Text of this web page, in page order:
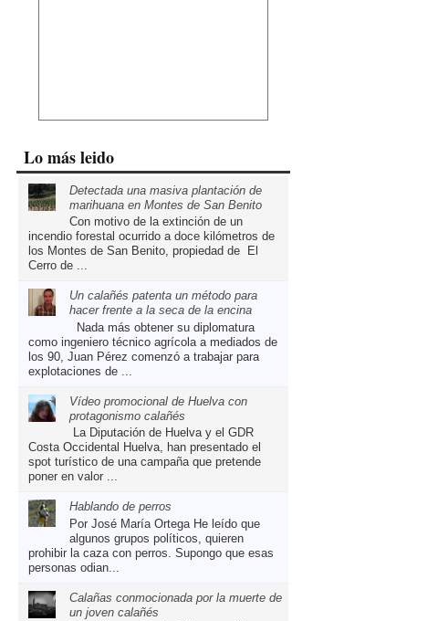
Lo más leido
Detectada una masiva plantación de
marihuana en Montes de San Benito
Con motivo de la extinción de un
incendio forestal ocurrido a doce kilómetros de
los Montes de San Benito, propiedad de El
Cerro de ...
Un calañés patenta un método para
hacer frente a la seca de la encina
Nada más obtener su diplomatura
como ingeniero técnico agrícola a mediados de
los 90, Juan Pérez comenzó a trabajar para
explotaciones de ...
Vídeo promocional de Huelva con
protagonismo calañés
La Diputación de Huelva y el GDR
Costa Occidental Huelva, han presentado el
spot turístico de una campaña que pretende
poner en valor ...
Hablando de perros
Por José María Ortega He leído que
algunos grupos políticos, quieren
prohibir la caza con perros. Supongo que esas
personas odian...
Calañas conmocionada por la muerte de
un joven calañés